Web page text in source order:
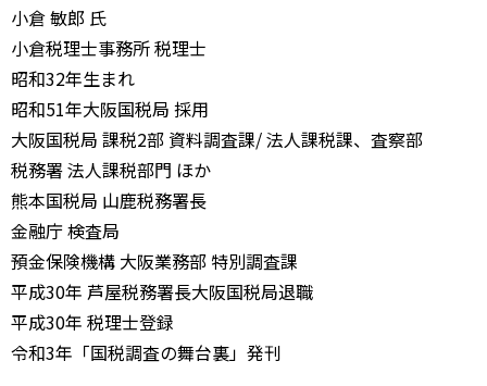
小倉 敏郎 氏
小倉税理士事務所 税理士
昭和32年生まれ
昭和51年大阪国税局 採用
大阪国税局 課税2部 資料調査課/ 法人課税課、査察部
税務署 法人課税部門 ほか
熊本国税局 山鹿税務署長
金融庁 検査局
預金保険機構 大阪業務部 特別調査課
平成30年 芦屋税務署長大阪国税局退職
平成30年 税理士登録
令和3年「国税調査の舞台裏」発刊